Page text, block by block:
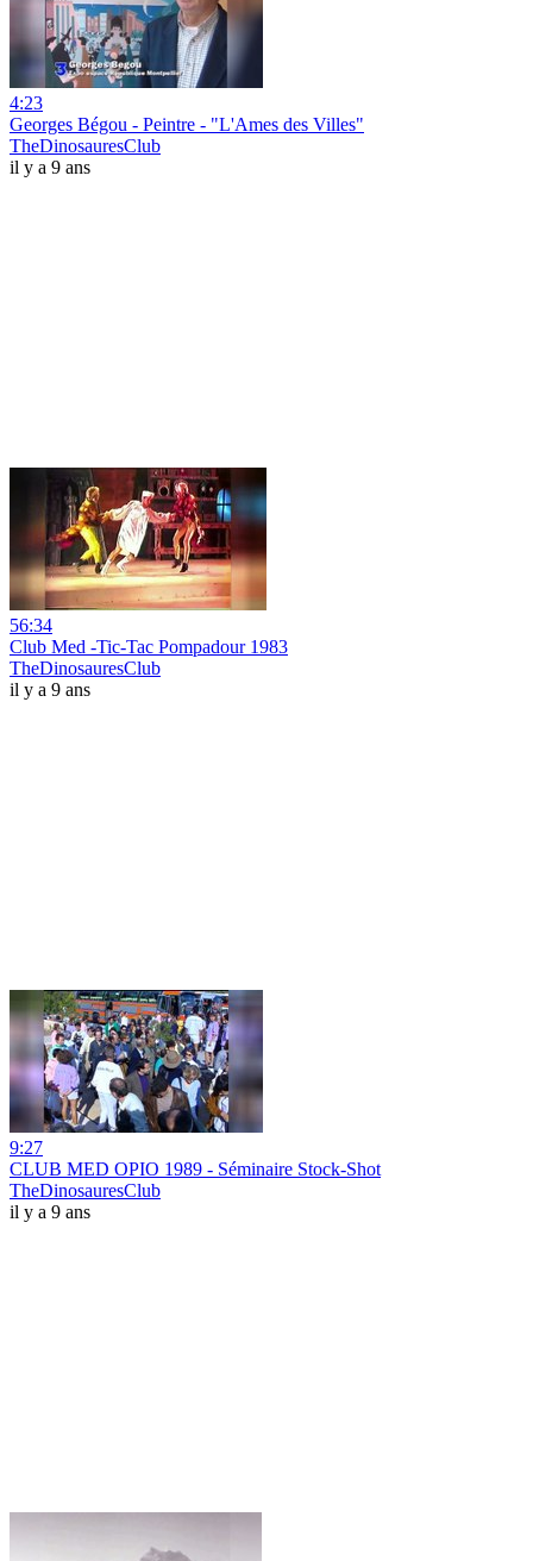
4:23
Georges Bégou - Peintre - "L'Ames des Villes"
TheDinosauresClub
il y a 9 ans
56:34
Club Med -Tic-Tac Pompadour 1983
TheDinosauresClub
il y a 9 ans
9:27
CLUB MED OPIO 1989 - Séminaire Stock-Shot
TheDinosauresClub
il y a 9 ans